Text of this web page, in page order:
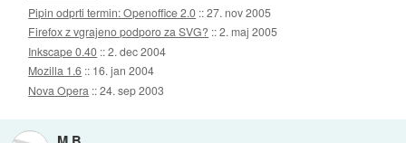
Pipin odprti termin: Openoffice 2.0 ::27. nov 2005
Firefox z vgrajeno podporo za SVG? ::2. maj 2005
Inkscape 0.40 ::2. dec 2004
Mozilla 1.6 :: 16. jan 2004
Nova Opera ::24. sep 2003